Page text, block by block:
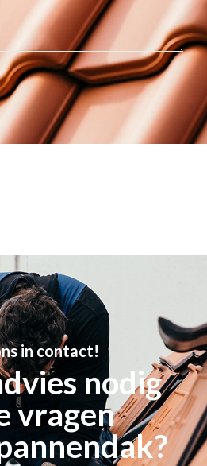
in contact!
nodig
vragen